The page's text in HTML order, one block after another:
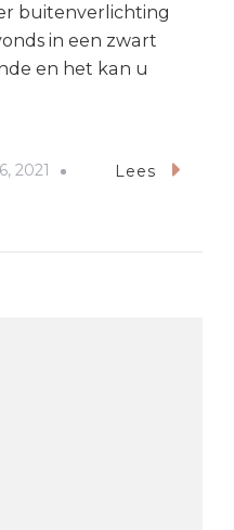
buitenverlichting
in een zwart
en het kan u
2021 Lees